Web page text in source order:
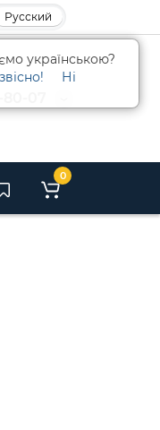
Русский
07
0
українською?
Ні